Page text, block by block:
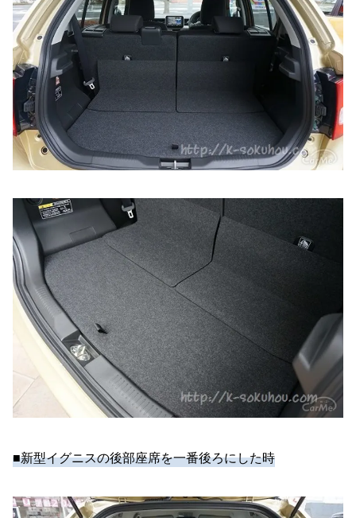
■新型イグニスの後部座席を一番後ろにした時